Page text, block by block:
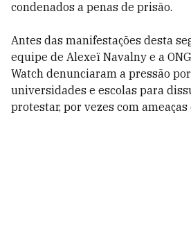
condenados a penas de prisão.
Antes das manifestações desta
equipe de Alexeï Navalny e a
Watch denunciaram a pressão
universidades e escolas para
protestar, por vezes com ameaças